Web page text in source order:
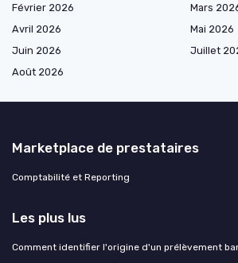
Février 2026
Mars
Avril 2026
Mai 2026
Juin 2026
Juillet
Août 2026
Marketplace de prestataires
Comptabilité et Reporting
Les plus lus
Comment identifier l'origine d'un prélèvement